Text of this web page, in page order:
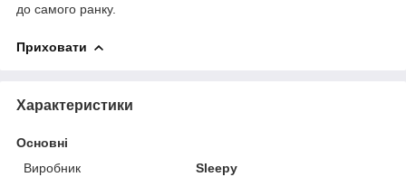
до самого ранку.
Приховати
Характеристики
Основні
Виробник
Sleepy